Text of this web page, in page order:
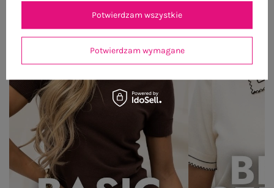
Potwierdzam wymagane
Potwierdzam wszystkie